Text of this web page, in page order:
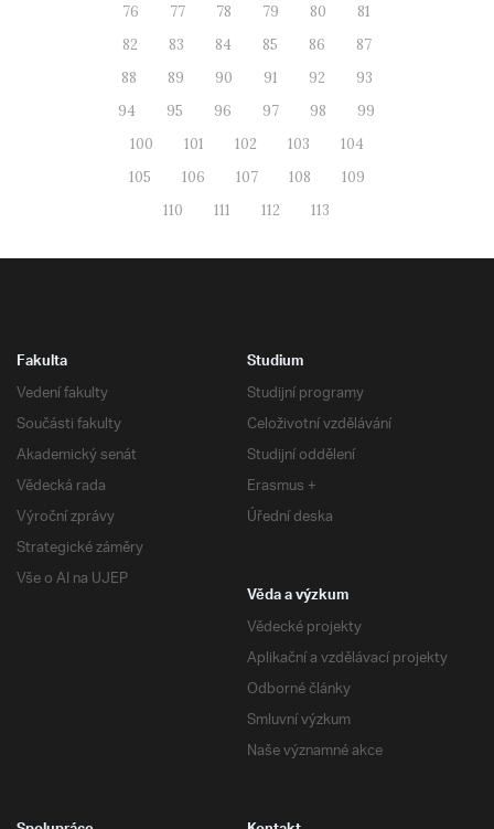
76
77 78 79 80
81
82
83 84 85 86
87
88
89 90 91 92
93
94
95 96 97 98
99
100
101 102 103
104
105
106 107 108
109
110
111 112 113
Fakulta
Vedení fakulty
Součásti fakulty
Akademický senát
Vědecká rada
Výroční zprávy
Strategické záměry
Vše o AI na UJEP
Studium
Studijní programy
Celoživotní vzdělávání
Studijní oddělení
Erasmus +
Úřední deska
Věda a výzkum
Vědecké projekty
Aplikační a vzdělávací projekty
Odborné články
Smluvní výzkum
Naše významné akce